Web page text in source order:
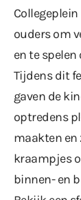
ouders om
en te
Tijdens dit
gaven de
optredens
maakten en
kraampjes
binnen- en